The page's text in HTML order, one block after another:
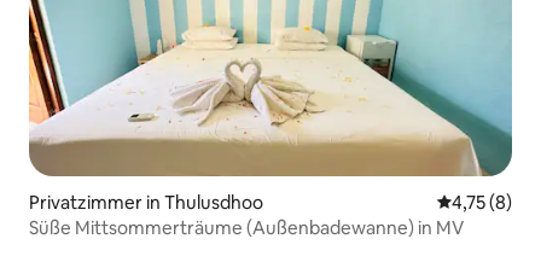
Privatzimmer in Thulusdhoo
4,75 (8)
Süße Mittsommerträume (Außenbadewanne) in MV